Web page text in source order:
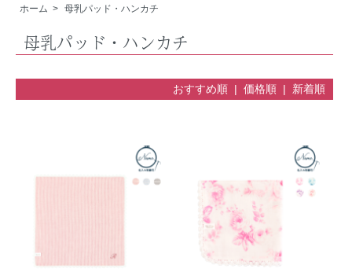
ホーム > 母乳パッド・ハンカチ
母乳パッド・ハンカチ
おすすめ順 | 価格順| 新着順